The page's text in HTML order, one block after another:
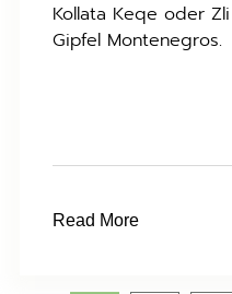
Kollata Keqe oder
Gipfel Montenegros.
Read More